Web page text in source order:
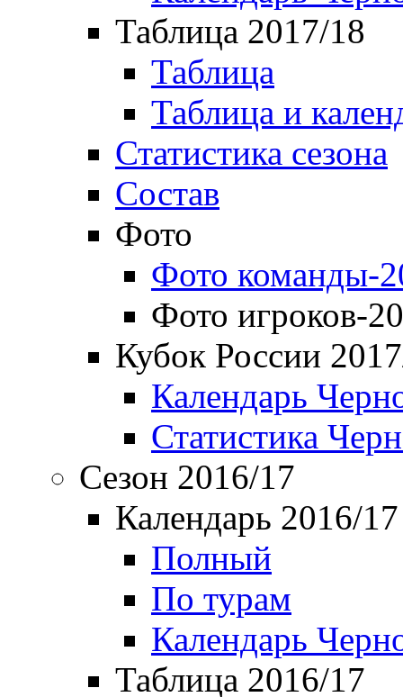
Таблица 2017/18
Таблица
Таблица и
Статистика сезона
Состав
Фото
Фото команды-
Фото игроков-
Кубок России
Календарь
Статистика
Сезон 2016/17
Календарь 2016/17
Полный
По турам
Календарь
Таблица 2016/17